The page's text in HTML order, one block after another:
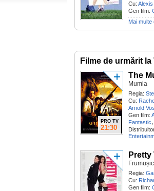
Cu: Alexis
Gen film:
Mai multe
Filme de urmărit la
PRO TV
21:30
The
Mumia
Regia:
Cu:
Arnold
Gen film:
Fantastic,
Pretty
Regia:
Cu:
Gen film: